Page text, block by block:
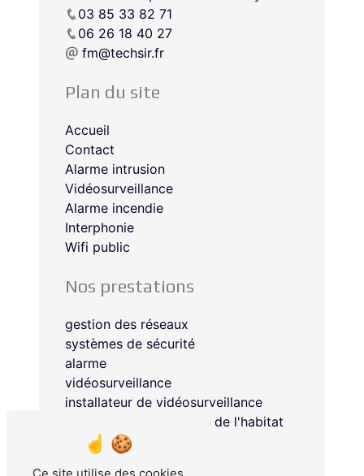
03 85 33 82 71
06 26 18 40 27
fm@techsir.fr
Plan du site
Accueil
Contact
Alarme intrusion
Vidéosurveillance
Alarme incendie
Interphonie
Wifi public
Nos prestations
gestion des réseaux
systèmes de sécurité
alarme
vidéosurveillance
installateur de vidéosurveillance
systèmes de protection de l'habitat
installation d'alarme